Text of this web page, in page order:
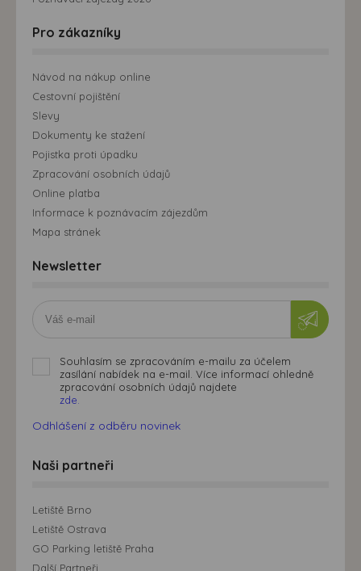
Pro zákazníky
Návod na nákup online
Cestovní pojištění
Slevy
Dokumenty ke stažení
Pojistka proti úpadku
Zpracování osobních údajů
Online platba
Informace k poznávacím zájezdům
Mapa stránek
Newsletter
Souhlasím se zpracováním e-mailu za účelem
zasílání nabídek na e-mail. Více informací ohledně
zpracování osobních údajů najdete
zde.
Odhlášení z odběru novinek
Naši partneři
Letiště Brno
Letiště Ostrava
GO Parking letiště Praha
Další Partneři